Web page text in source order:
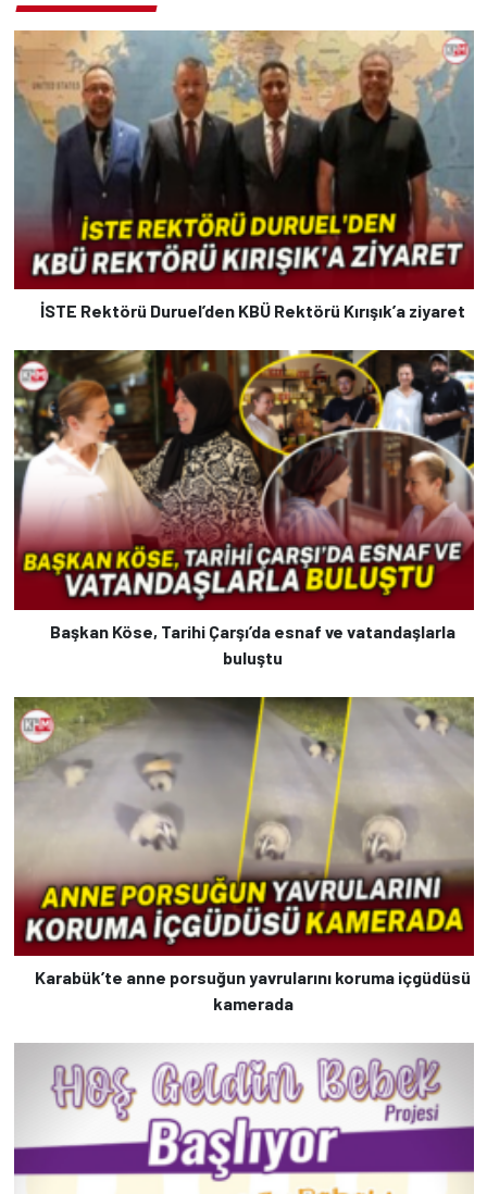
İSTE Rektörü Duruel’den KBÜ Rektörü Kırışık’a ziyaret
Başkan Köse, Tarihi Çarşı’da esnaf ve vatandaşlarla
buluştu
Karabük’te anne porsuğun yavrularını koruma içgüdüsü
kamerada